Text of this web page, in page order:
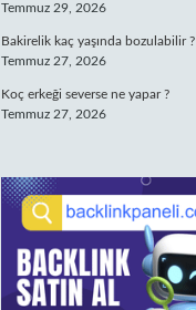
Temmuz 29, 2026
Bakirelik kaç yaşında bozulabilir ?
Temmuz 27, 2026
Koç erkeği severse ne yapar ?
Temmuz 27, 2026